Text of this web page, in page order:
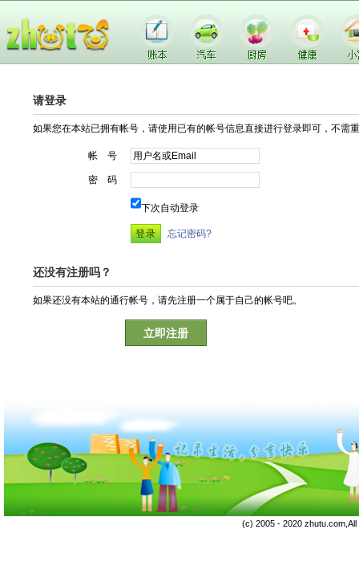
请登录
如果您在本站已拥有帐号，请使用已有的帐号信息直接进行登录即可，不需
帐 号
密 码
下次自动登录
忘记密码?
还没有注册吗？
如果还没有本站的通行帐号，请先注册一个属于自己的帐号吧。
立即注册
(c) 2005 - 2020